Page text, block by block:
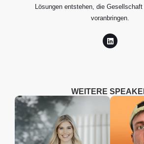
Lösungen entstehen, die
voranbringen.
WEITERE